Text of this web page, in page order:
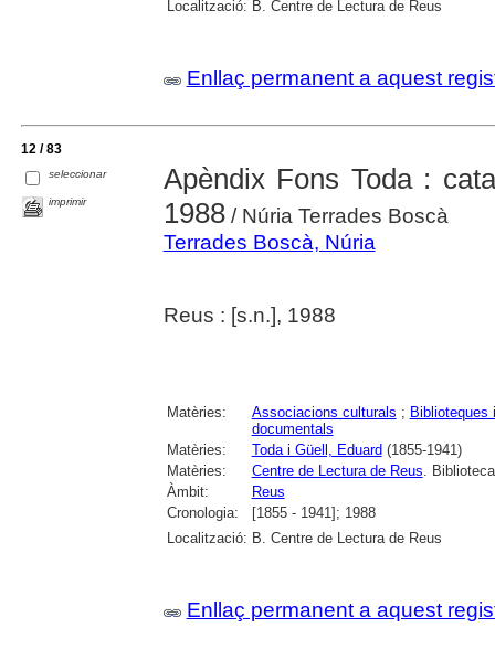
Localització: B. Centre de Lectura de Reus
Enllaç permanent a aquest
12 / 83
seleccionar
imprimir
Apèndix Fons Toda :
1988/ Núria Terrades Boscà
Terrades Boscà, Núria
Reus : [s.n.], 1988
Matèries: Associacions culturals ; Biblioteques
documentals
Matèries:
Toda i Güell, Eduard (1855-1941)
Matèries:
Centre de Lectura de Reus. Biblioteca
Àmbit:
Reus
Cronologia:
[1855 - 1941]; 1988
Localització: B. Centre de Lectura de Reus
Enllaç permanent a aquest